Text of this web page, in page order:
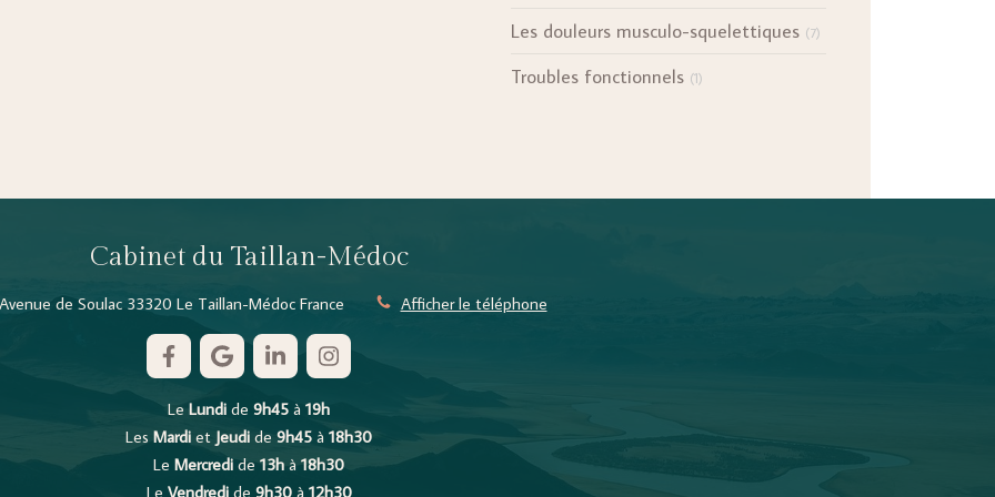
Les douleurs musculo-squelettiques (7)
Troubles fonctionnels (1)
Cabinet du Taillan-Médoc
de Soulac 33320 Le Taillan-Médoc France Afficher le téléphone
Le Lundi de 9h45 à 19h
Les Mardi et Jeudi de 9h45 à 18h30
Le Mercredi de 13h à 18h30
Le Vendredide 9h30à 12h30